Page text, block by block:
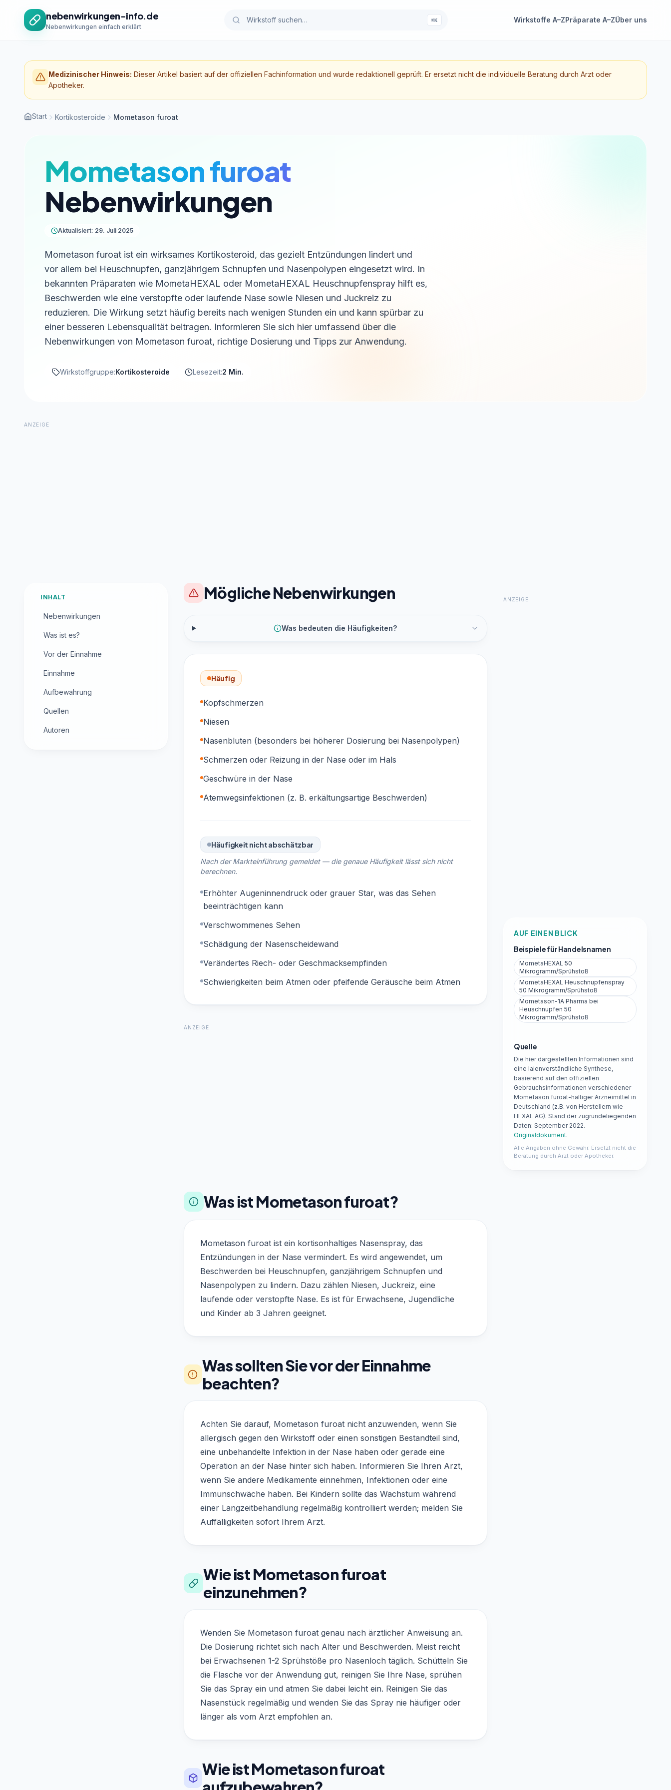
nebenwirkungen-info.de
Nebenwirkungen einfach erklärt
⌘K Wirkstoffe A–ZPräparate A–ZÜber uns
Medizinischer Hinweis: Dieser Artikel basiert auf der offiziellen Fachinformation und wurde redaktionell geprüft. Er ersetzt nicht die individuelle Beratung durch Arzt oder
Apotheker.
Start Kortikosteroide Mometason furoat
Mometason furoat
Nebenwirkungen
Aktualisiert: 29. Juli 2025
Mometason furoat ist ein wirksames Kortikosteroid, das gezielt Entzündungen lindert und
vor allem bei Heuschnupfen, ganzjährigem Schnupfen und Nasenpolypen eingesetzt wird. In
bekannten Präparaten wie MometaHEXAL oder MometaHEXAL Heuschnupfenspray hilft es,
Beschwerden wie eine verstopfte oder laufende Nase sowie Niesen und Juckreiz zu
reduzieren. Die Wirkung setzt häufig bereits nach wenigen Stunden ein und kann spürbar zu
einer besseren Lebensqualität beitragen. Informieren Sie sich hier umfassend über die
Nebenwirkungen von Mometason furoat, richtige Dosierung und Tipps zur Anwendung.
Wirkstoffgruppe:Kortikosteroide Lesezeit:2 Min.
ANZEIGE
INHALT
Nebenwirkungen
Was ist es?
Vor der Einnahme
Einnahme
Aufbewahrung
Quellen
Autoren
Mögliche Nebenwirkungen
Was bedeuten die Häufigkeiten?
Häufig
Kopfschmerzen
Niesen
Nasenbluten (besonders bei höherer Dosierung bei Nasenpolypen)
Schmerzen oder Reizung in der Nase oder im Hals
Geschwüre in der Nase
Atemwegsinfektionen (z. B. erkältungsartige Beschwerden)
Häufigkeit nicht abschätzbar
Nach der Markteinführung gemeldet — die genaue Häufigkeit lässt sich nicht
berechnen.
Erhöhter Augeninnendruck oder grauer Star, was das Sehen
beeinträchtigen kann
Verschwommenes Sehen
Schädigung der Nasenscheidewand
Verändertes Riech- oder Geschmacksempfinden
Schwierigkeiten beim Atmen oder pfeifende Geräusche beim Atmen
ANZEIGE
Was ist Mometason furoat?
Mometason furoat ist ein kortisonhaltiges Nasenspray, das
Entzündungen in der Nase vermindert. Es wird angewendet, um
Beschwerden bei Heuschnupfen, ganzjährigem Schnupfen und
Nasenpolypen zu lindern. Dazu zählen Niesen, Juckreiz, eine
laufende oder verstopfte Nase. Es ist für Erwachsene, Jugendliche
und Kinder ab 3 Jahren geeignet.
Was sollten Sie vor der Einnahme
beachten?
Achten Sie darauf, Mometason furoat nicht anzuwenden, wenn Sie
allergisch gegen den Wirkstoff oder einen sonstigen Bestandteil sind,
eine unbehandelte Infektion in der Nase haben oder gerade eine
Operation an der Nase hinter sich haben. Informieren Sie Ihren Arzt,
wenn Sie andere Medikamente einnehmen, Infektionen oder eine
Immunschwäche haben. Bei Kindern sollte das Wachstum während
einer Langzeitbehandlung regelmäßig kontrolliert werden; melden Sie
Auffälligkeiten sofort Ihrem Arzt.
Wie ist Mometason furoat
einzunehmen?
Wenden Sie Mometason furoat genau nach ärztlicher Anweisung an.
Die Dosierung richtet sich nach Alter und Beschwerden. Meist reicht
bei Erwachsenen 1-2 Sprühstöße pro Nasenloch täglich. Schütteln Sie
die Flasche vor der Anwendung gut, reinigen Sie Ihre Nase, sprühen
Sie das Spray ein und atmen Sie dabei leicht ein. Reinigen Sie das
Nasenstück regelmäßig und wenden Sie das Spray nie häufiger oder
länger als vom Arzt empfohlen an.
Wie ist Mometason furoat
ANZEIGE
AUF EINEN BLICK
Beispiele für Handelsnamen
MometaHEXAL 50
Mikrogramm/Sprühstoß
MometaHEXAL Heuschnupfenspray
50 Mikrogramm/Sprühstoß
Mometason-1A Pharma bei
Heuschnupfen 50
Mikrogramm/Sprühstoß
Quelle
Die hier dargestellten Informationen sind
eine laienverständliche Synthese,
basierend auf den offiziellen
Gebrauchsinformationen verschiedener
Mometason furoat-haltiger Arzneimittel in
Deutschland (z.B. von Herstellern wie
HEXAL AG). Stand der zugrundeliegenden
Daten: September 2022.
Originaldokument.
Alle Angaben ohne Gewähr. Ersetzt nicht die
Beratung durch Arzt oder Apotheker.